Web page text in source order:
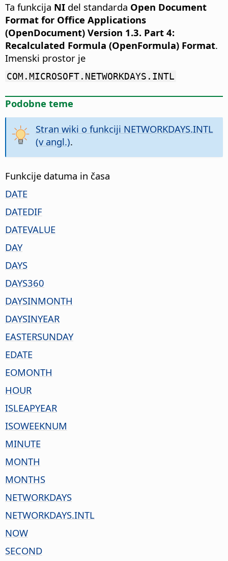
Ta funkcija NI del standarda Open Document
Format for Office Applications
(OpenDocument) Version 1.3. Part 4:
Recalculated Formula (OpenFormula) Format.
Imenski prostor je
COM.MICROSOFT.NETWORKDAYS.INTL
Podobne teme
Stran wiki o funkciji NETWORKDAYS.INTL
(v angl.).
Funkcije datuma in časa
DATE
DATEDIF
DATEVALUE
DAY
DAYS
DAYS360
DAYSINMONTH
DAYSINYEAR
EASTERSUNDAY
EDATE
EOMONTH
HOUR
ISLEAPYEAR
ISOWEEKNUM
MINUTE
MONTH
MONTHS
NETWORKDAYS
NETWORKDAYS.INTL
NOW
SECOND